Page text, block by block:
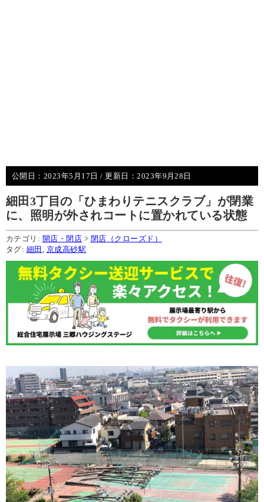
公開日： 2023年5月17日 / 更新日：2023年9月28日
細田3丁目の「ひまわりテニスクラブ」が閉業
に、照明が外されコートに置かれている状態
カテゴリ: 開店・閉店 > 閉店（クローズド）
タグ: 細田 京成高砂駅